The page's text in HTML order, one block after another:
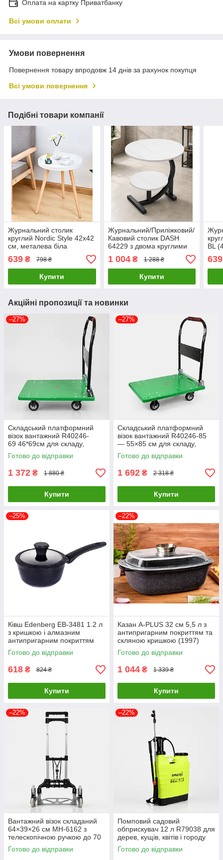
Оплата на картку Приватбанку
Всі умови оплати
Умови повернення
Повернення товару впродовж 14 днів за рахунок покупця
Всі умови повернення
Подібні товари компанії
Журнальний столик
круглий Nordic Style 42x42
см, металева біла
стільниця з бортиком, 3
ніжки
639 ₴ 798 ₴
Купити
Журнальний/Приліжковий/
Кавовий столик DASH
64229 з двома круглими
полицями 40×30×60 см
білий мармур чорний
каркас
1 004₴ 1 288 ₴
Купити
BL
639
Акційні пропозиції та новинки
–27%
Складський платформний
візок вантажний R40246-
69 46*69см для складу,
магазину та офісу на колесах
Готово до відправки
1 372 ₴ 1 880 ₴
Купити
–27%
Складський платформний
візок вантажний R40246-85
— 55×85 см для складу,
магазину та офісу на колесах
Готово до відправки
1 692 ₴ 2 318 ₴
Купити
–25%
Ківш Edenberg EB-3481 1.2 л
з кришкою і алмазним
антипригарним покриттям
Готово до відправки
618 ₴ 824 ₴
Купити
–22%
Казан A-PLUS 32 см 5,5 л з
антипригарним покриттям та
скляною кришкою (1997)
Готово до відправки
1 044 ₴ 1 339 ₴
Купити
–22%
Вантажний візок складаний
64×39×26 см MH-6162 з
телескопічною ручкою до 70
кг для перевезення товарів
Готово до відправки
–22%
Помповий садовий
обприскувач 12 л R79038 для
дерев, кущів, квітів і городу
33×44 см
Готово до відправки